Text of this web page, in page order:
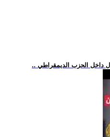
داخل الحزب الديمقراطي